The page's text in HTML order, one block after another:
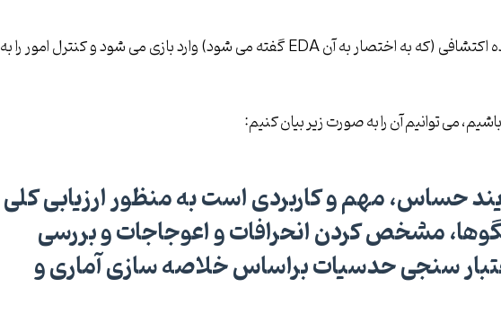
این موقعیت دقیقا جایی است که تحلیل داده اکتشافی (که به اختصار به آن EDA گفته می شود) وارد بازی می شود و کنترل امور را به
می توانیم آن را به صورت زیر بیان کنیم:
حساس، مهم و کاربردی است به منظورارزیابی کلی
،مشخص کردن انحرافات و اعوجاجاتوبررسی
سنجی حدسیاتبراساسخلاصه سازی آماری و